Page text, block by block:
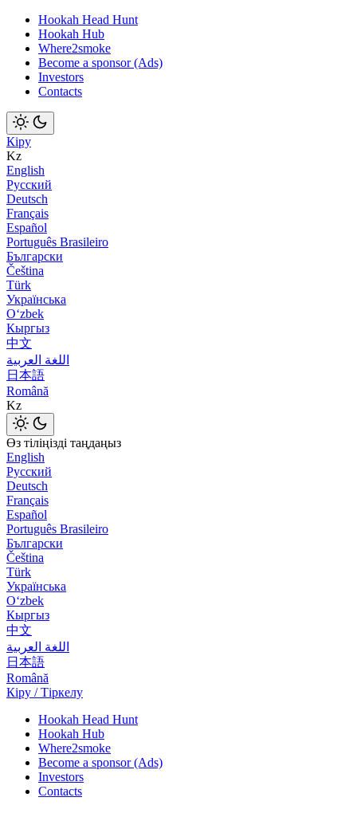
Hookah Head Hunt
Hookah Hub
Where2smoke
Become a sponsor (Ads)
Investors
Contacts
Кіру
Kz
English
Русский
Deutsch
Français
Español
Português Brasileiro
Български
Čeština
Türk
Українська
Оʻzbek
Кыргыз
中文
اللغة العربية
日本語
Română
Kz
Өз тіліңізді таңдаңыз
English
Русский
Deutsch
Français
Español
Português Brasileiro
Български
Čeština
Türk
Українська
Оʻzbek
Кыргыз
中文
اللغة العربية
日本語
Română
Кіру / Тіркелу
Hookah Head Hunt
Hookah Hub
Where2smoke
Become a sponsor (Ads)
Investors
Contacts